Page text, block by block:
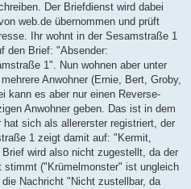
Der Briefdienst wird dabei
web.de übernommen und prüft
Ihr wohnt in der Sesamstraße 1
den Brief: "Absender:
1". Nun wohnen aber unter
Anwohner (Ernie, Bert, Groby,
kann es aber nur einen Reverse-
Anwohner geben. Das ist in dem
hat sich als allererster registriert, der
1 zeigt damit auf: "Kermit,
wird also nicht zugestellt, da der
stimmt ("Krümelmonster" ist ungleich
Nachricht "Nicht zustellbar, da